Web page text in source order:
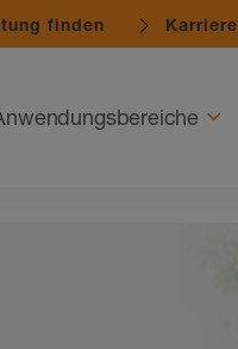
finden Karriere